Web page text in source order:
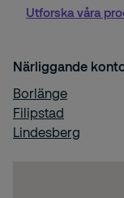
Utforska våra
Närliggande
Borlänge
Filipstad
Lindesberg